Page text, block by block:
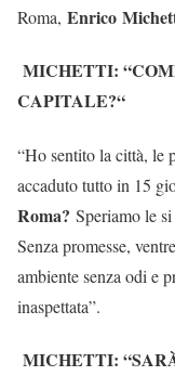
Roma, Enrico
MICHETTI:
CAPITALE?“
“Ho sentito la città, le
accaduto tutto in 15
Roma? Speriamo le
Senza promesse,
ambiente senza odi e
inaspettata”.
MICHETTI: